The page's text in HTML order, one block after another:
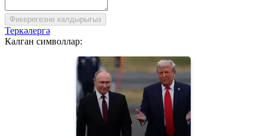
Фикерегезне калдырыгыз
Теркәлергә
Калган символлар: